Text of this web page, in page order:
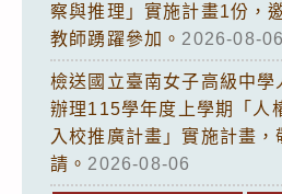
察與推理」實施計畫1份，
教師踴躍參加。 2026-08-06
檢送國立臺南女子高級中學
辦理115學年度上學期「人
入校推廣計畫」實施計畫
請。 2026-08-06